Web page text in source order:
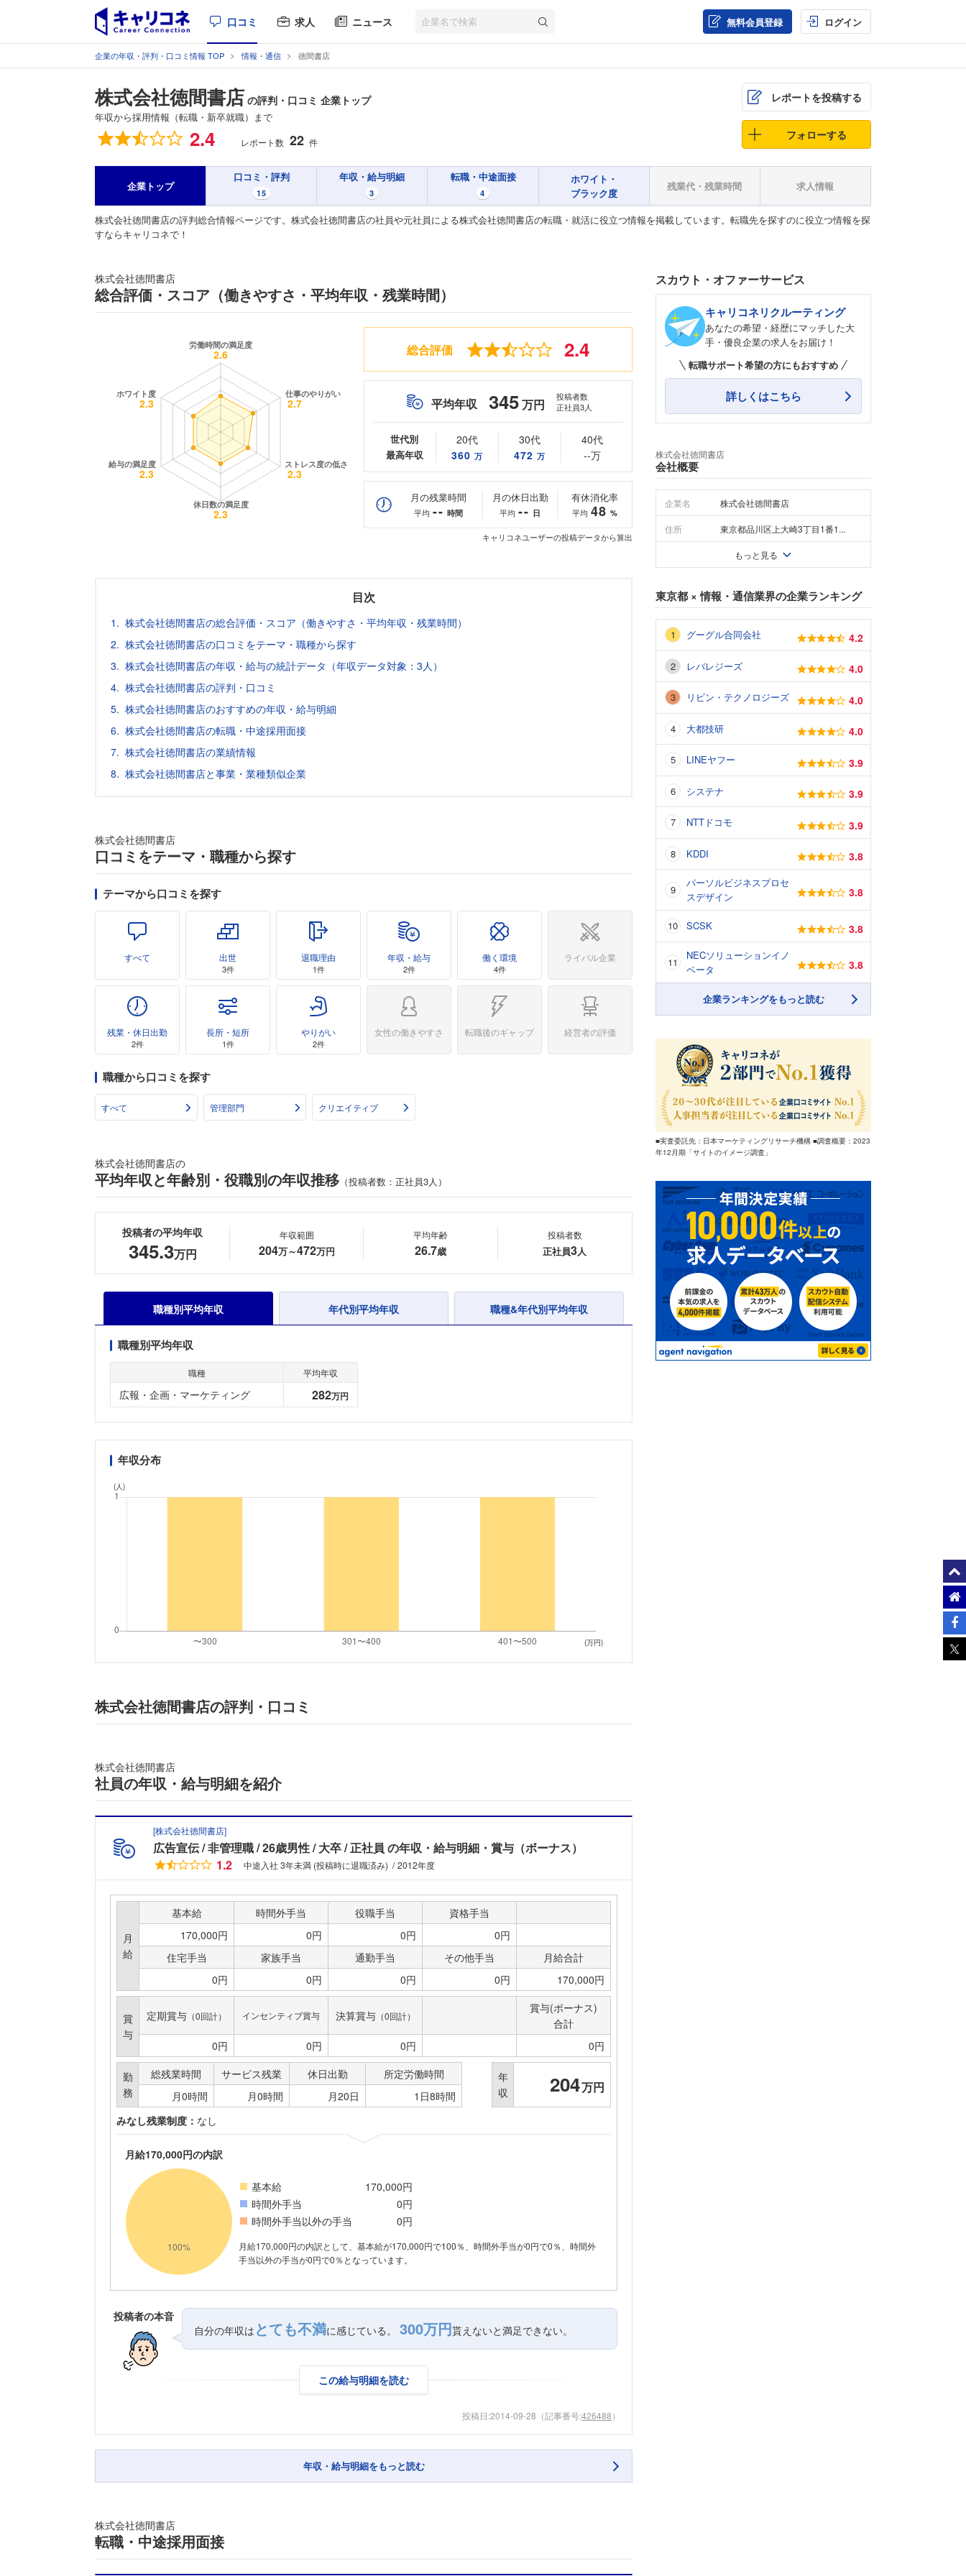
口コミ 求人 ニュース 無料会員登録 ログイン
企業の年収・評判・口コミ情報 TOP 情報・通信 徳間書店
株式会社徳間書店 の評判・口コミ 企業トップ
年収から採用情報（転職・新卒就職）まで
総合評価 2.4 レポート数 22 件
レポートを投稿する
フォローする
企業トップ
口コミ・評判
15
年収・給与明細
3
転職・中途面接
4
ホワイト・
ブラック度
残業代・残業時間 求人情報
株式会社徳間書店の評判総合情報ページです。株式会社徳間書店の社員や元社員による株式会社徳間書店の転職・就活に役立つ情報を掲載しています。転職先を探すのに役立つ情報を探
すならキャリコネで！
株式会社徳間書店
総合評価・スコア（働きやすさ・平均年収・残業時間）
総合評価 2.4
平均年収 345万円
投稿者数
正社員3人
世代別
最高年収
20代
360 万
30代
472 万
40代
--万
月の残業時間
平均 -- 時間
月の休日出勤
平均 -- 日
有休消化率
平均 48 %
キャリコネユーザーの投稿データから算出
目次
株式会社徳間書店の総合評価・スコア（働きやすさ・平均年収・残業時間）
株式会社徳間書店の口コミをテーマ・職種から探す
株式会社徳間書店の年収・給与の統計データ（年収データ対象：3人）
株式会社徳間書店の評判・口コミ
株式会社徳間書店のおすすめの年収・給与明細
株式会社徳間書店の転職・中途採用面接
株式会社徳間書店の業績情報
株式会社徳間書店と事業・業種類似企業
株式会社徳間書店
口コミをテーマ・職種から探す
テーマから口コミを探す
すべて 出世
3件
退職理由
1件
年収・給与
2件
働く環境
4件
ライバル企業
残業・休日出勤
2件
長所・短所
1件
やりがい
2件
女性の働きやすさ 転職後のギャップ 経営者の評価
職種から口コミを探す
すべて 管理部門 クリエイティブ
株式会社徳間書店の
平均年収と年齢別・役職別の年収推移 （投稿者数：正社員3人）
投稿者の平均年収
345.3万円
年収範囲
204万～472万円
平均年齢
26.7歳
投稿者数
正社員3人
職種別平均年収 年代別平均年収 職種&年代別平均年収
職種別平均年収
職種 平均年収
広報・企画・マーケティング 282万円
年収分布
(人)
(万円)
株式会社徳間書店の評判・口コミ
株式会社徳間書店
社員の年収・給与明細を紹介
[株式会社徳間書店]
広告宣伝 非管理職 26歳男性 大卒 正社員 の年収・給与明細・賞与（ボーナス）
1.2
中途入社 3年未満 (投稿時に退職済み) 2012年度
月
給
基本給 時間外手当 役職手当
資格手当
170,000円
0円 0円
0円
住宅手当
家族手当 通勤手当 その他手当
月給合計
0円
0円 0円 0円 170,000円
賞
与
定期賞与 （0回計） インセンティブ賞与 決算賞与（0回計）
賞与(ボーナス)
合計
0円
0円 0円 0円
勤
務
総残業時間 サービス残業 休日出勤
所定労働時間
月0時間
月0時間 月20日 1日8時間
年
収
204万円
みなし残業制度： なし
月給170,000円の内訳
基本給
170,000円
時間外手当
0円
時間外手当以外の手当
0円
月給170,000円の内訳として、基本給が170,000円で100％、時間外手当が0円で0％、時間外
手当以外の手当が0円で0％となっています。
投稿者の本音
自分の年収は とても不満に感じている。 300万円貰えないと満足できない。
この給与明細を読む
投稿日:2014-09-28 （記事番号:426488）
年収・給与明細をもっと読む
株式会社徳間書店
転職・中途採用面接
スカウト・オファーサービス
キャリコネリクルーティング
あなたの希望・経歴にマッチした大
手・優良企業の求人をお届け！
転職サポート希望の方にもおすすめ
詳しくはこちら
株式会社徳間書店
会社概要
企業名 株式会社徳間書店
住所 東京都品川区上大崎3丁目1番1...
もっと見る
東京都 ×情報・通信業界の企業ランキング
グーグル合同会社 4.2
レバレジーズ 4.0
リビン・テクノロジーズ 4.0
大都技研 4.0
LINEヤフー 3.9
システナ 3.9
NTTドコモ 3.9
KDDI 3.8
パーソルビジネスプロセ
スデザイン
3.8
SCSK 3.8
NECソリューションイノ
ベータ
3.8
企業ランキングをもっと読む
■実査委託先：日本マーケティングリサーチ機構 ■調査概要：2023
年12月期「サイトのイメージ調査」